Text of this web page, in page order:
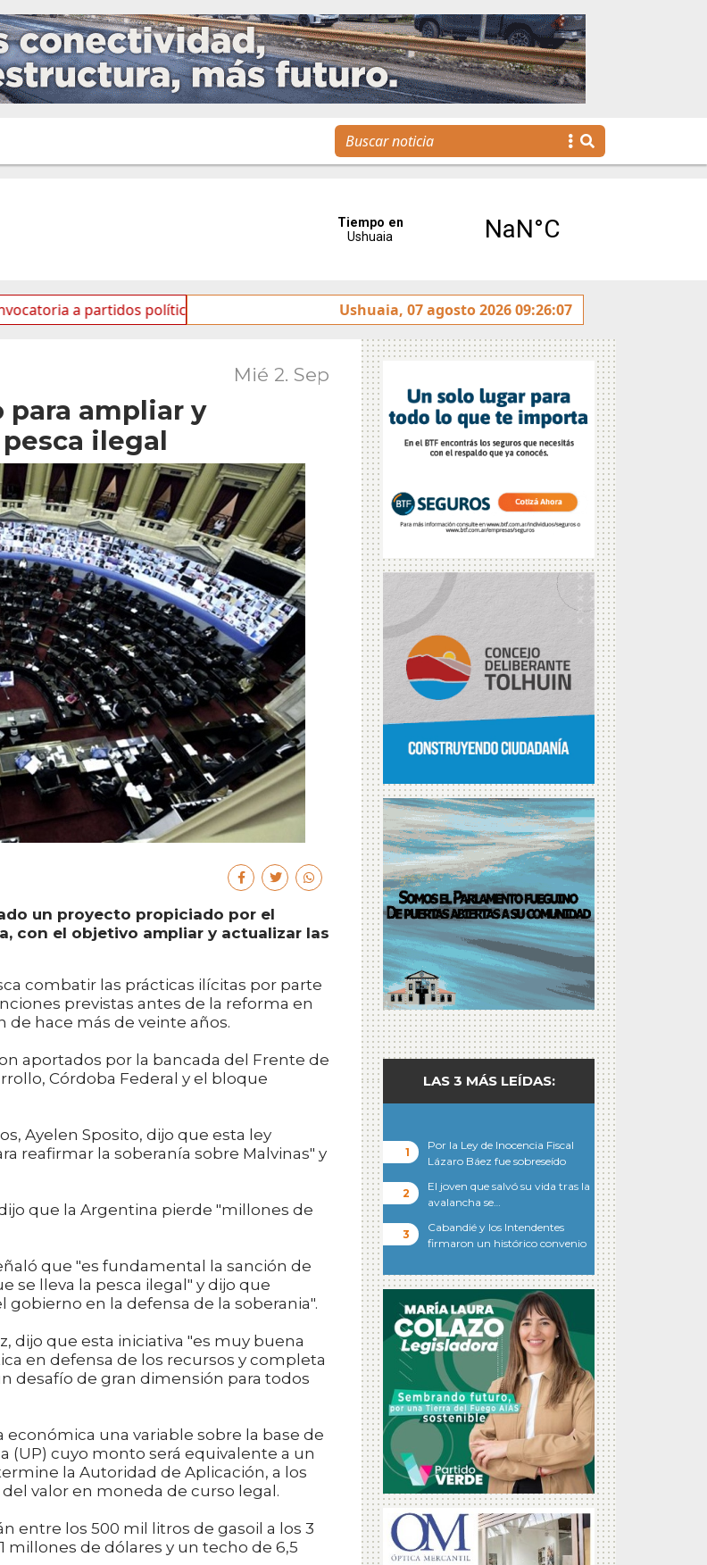
partidos políticos por «ficha limpia» Se realizó la reunión de Labor Parlamentaria previa a la 5.ª
Ushuaia, 07 agosto 2026 09:26:07
Mié 2. Sep
para ampliar y
ilegal
un proyecto propiciado por el
con el objetivo ampliar y actualizar las
combatir las prácticas ilícitas por parte
previstas antes de la reforma en
hace más de veinte años.
aportados por la bancada del Frente de
Córdoba Federal y el bloque
Ayelen Sposito, dijo que esta ley
reafirmar la soberanía sobre Malvinas" y
que la Argentina pierde "millones de
que "es fundamental la sanción de
se lleva la pesca ilegal" y dijo que
en la defensa de la soberania".
dijo que esta iniciativa "es muy buena
en defensa de los recursos y completa
desafío de gran dimensión para todos
una variable sobre la base de
(UP) cuyo monto será equivalente a un
la Autoridad de Aplicación, a los
valor en moneda de curso legal.
entre los 500 mil litros de gasoil a los 3
millones de dólares y un techo de 6,5
LAS 3 MÁS LEÍDAS:
Por la Ley de Inocencia Fiscal
Lázaro Báez fue sobreseído
El joven que salvó su vida tras la
avalancha se…
Cabandié y los Intendentes
firmaron un histórico convenio